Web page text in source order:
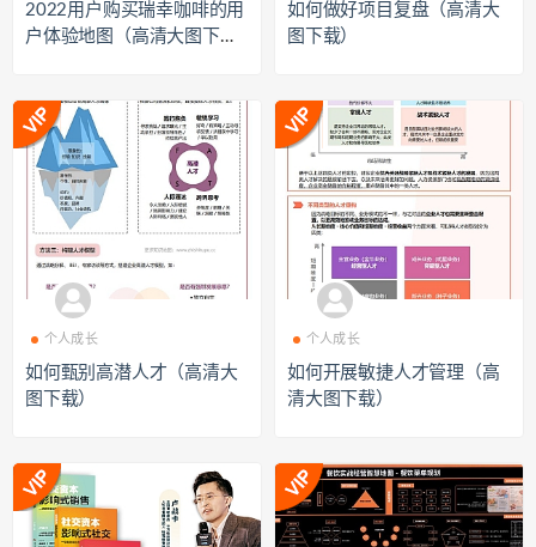
2022用户购买瑞幸咖啡的用
户体验地图（高清大图下
如何做好项目复盘（高清大
图下载）
个人成长
如何甄别高潜人才（高清大
图下载）
个人成长
如何开展敏捷人才管理（高
清大图下载）